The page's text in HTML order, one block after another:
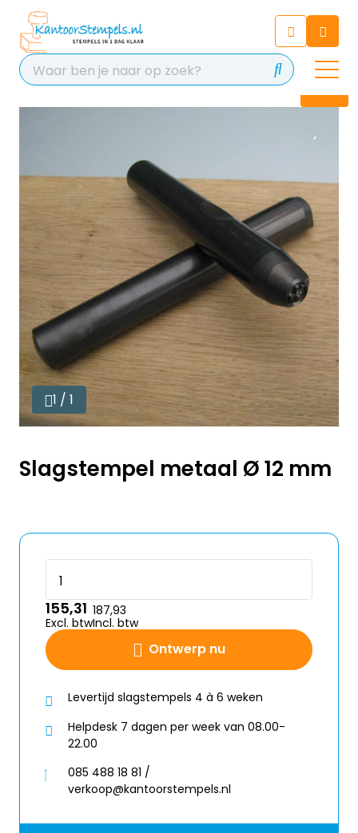
Chat 24/7 met onze chatbot
voor hulp
Contact
1 / 1
Slagstempel metaal Ø 12 mm
Ontwerp nu
155,31
Excl. btw
187,93
Incl. btw
Levertijd slagstempels 4 à 6 weken
Helpdesk 7 dagen per week van 08.00-
22.00
085 488 18 81 /
verkoop@kantoorstempels.nl